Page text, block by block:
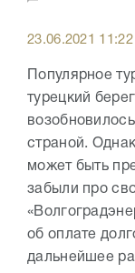
23.06.2021 11:22
Популярное
турецкий
страной.
может быть
забыли про
об оплате
дальнейшее